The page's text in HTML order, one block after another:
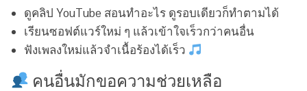
ดูคลิป YouTube สอนทำอะไร ดูรอบเดียวก็ทำตามได้
เรียนซอฟต์แวร์ใหม่ ๆ แล้วเข้าใจเร็วกว่าคนอื่น
ฟังเพลงใหม่แล้วจำเนื้อร้องได้เร็ว
คนอื่นมักขอความช่วยเหลือ